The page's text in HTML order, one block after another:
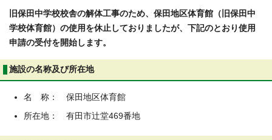
旧保田中学校校舎の解体工事のため、保田地区体育館（旧保田中
学校体育館）の使用を休止しておりましたが、下記のとおり使用
申請の受付を開始します。
施設の名称及び所在地
名 称： 保田地区体育館
所在地： 有田市辻堂469番地